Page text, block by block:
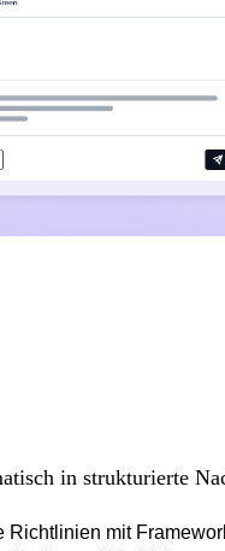
in strukturierte
Richtlinien mit